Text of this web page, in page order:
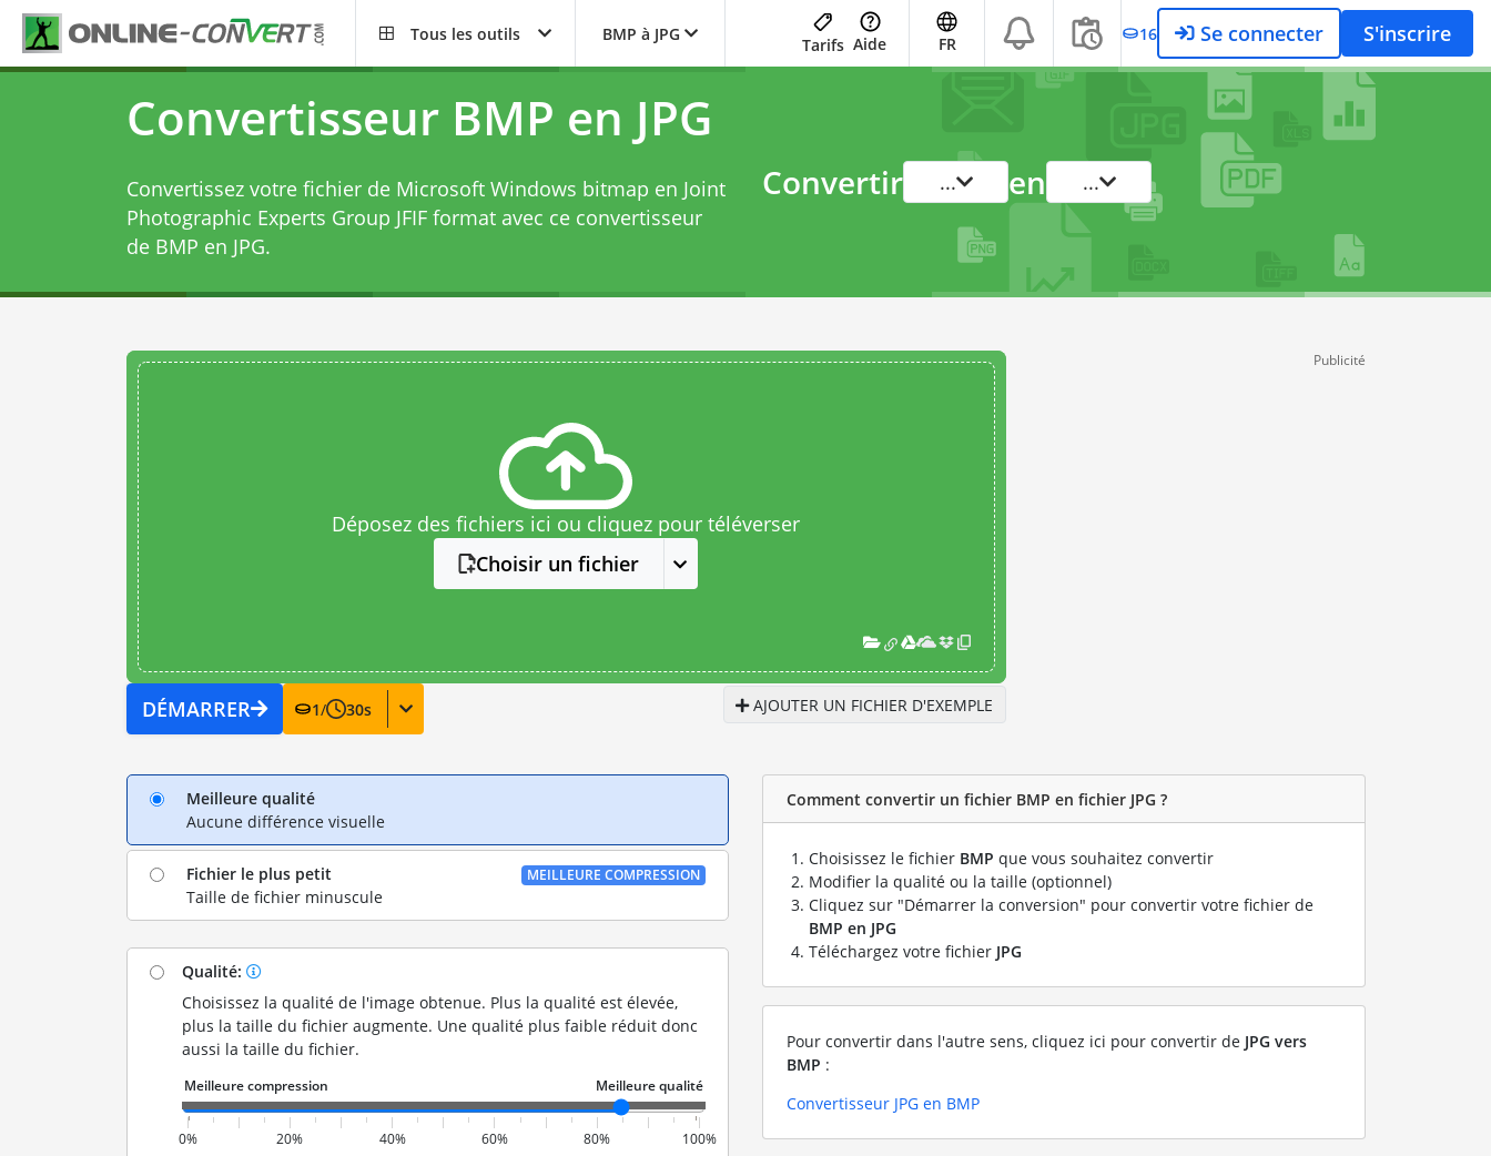
Tous les outils BMP à JPG
Tarifs Aide FR 16 Se connecter S'inscrire
Convertisseur BMP en JPG
Convertissez votre fichier de Microsoft Windows bitmap en Joint
Photographic Experts Group JFIF format avec ce convertisseur
de BMP en JPG.
Convertir ... en ...
Déposez des fichiers ici ou cliquez pour téléverser
Choisir un fichier
DÉMARRER 1/ 30s AJOUTER UN FICHIER D'EXEMPLE
Publicité
Meilleure qualité
Aucune différence visuelle
Fichier le plus petit
Taille de fichier minuscule
MEILLEURE COMPRESSION
Qualité:
Choisissez la qualité de l'image obtenue. Plus la qualité est élevée,
plus la taille du fichier augmente. Une qualité plus faible réduit donc
aussi la taille du fichier.
0% 20% 40% 60% 80% 100%
Comment convertir un fichier BMP en fichier JPG ?
Choisissez le fichier BMP que vous souhaitez convertir
Modifier la qualité ou la taille (optionnel)
Cliquez sur "Démarrer la conversion" pour convertir votre fichier de
BMP en JPG
Téléchargez votre fichier JPG
Pour convertir dans l'autre sens, cliquez ici pour convertir de JPG vers
BMP :
Convertisseur JPG en BMP